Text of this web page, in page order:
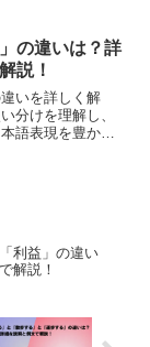
ントを提供して
ら...
の違いは？詳
説！
いを詳しく解
分けを理解し、
語表現を豊かに
利益」の違い
解説！